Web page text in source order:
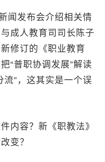
发布会介绍相关情
成人教育司司长陈子
修订的《职业教育
“普职协调发展”解读
流”，这其实是一个误
容？新《职教法》
变？